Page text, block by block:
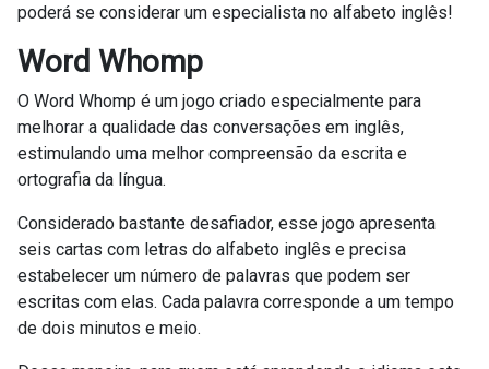
poderá se considerar um especialista no alfabeto inglês!
Word Whomp
O Word Whomp é um jogo criado especialmente para
melhorar a qualidade das conversações em inglês,
estimulando uma melhor compreensão da escrita e
ortografia da língua.
Considerado bastante desafiador, esse jogo apresenta
seis cartas com letras do alfabeto inglês e precisa
estabelecer um número de palavras que podem ser
escritas com elas. Cada palavra corresponde a um tempo
de dois minutos e meio.